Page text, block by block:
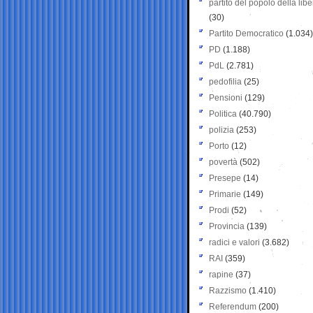
partito del popolo della
(30)
Partito Democratico (1.034)
PD (1.188)
PdL (2.781)
pedofilia (25)
Pensioni (129)
Politica (40.790)
polizia (253)
Porto (12)
povertà (502)
Presepe (14)
Primarie (149)
Prodi (52)
Provincia (139)
radici e valori (3.682)
RAI (359)
rapine (37)
Razzismo (1.410)
Referendum (200)